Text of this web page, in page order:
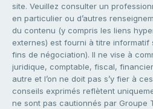
site. Veuillez consulter un
en particulier ou d’autres
du contenu (y compris les liens
externes) est fourni à titre informatif
fins de négociation). Il ne vise à
juridique, comptable, fiscal,
autre et l’on ne doit pas s’y fier à
conseils exprimés reflètent
ne sont pas cautionnés par Groupe